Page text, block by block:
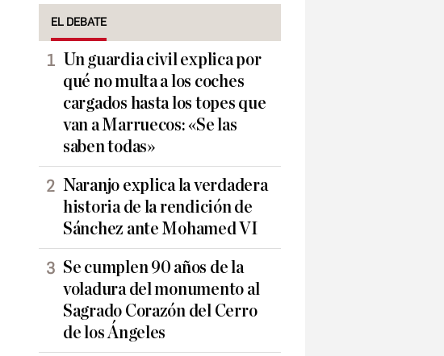
EL DEBATE
Un guardia civil explica por
qué no multa a los coches
cargados hasta los topes que
van a Marruecos: «Se las
saben todas»
Naranjo explica la verdadera
historia de la rendición de
Sánchez ante Mohamed VI
Se cumplen 90 años de la
voladura del monumento al
Sagrado Corazón del Cerro
de los Ángeles